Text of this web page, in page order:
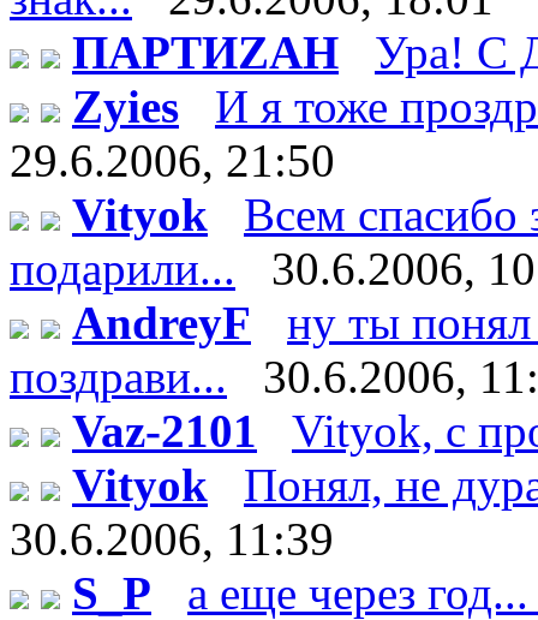
ПАРТИZАН
Ура! С
Zyies
И я тоже
29.6.2006, 21:50
Vityok
Всем спасибо
подарили...
30.6.2006,
AndreyF
ну ты понял
поздрави...
30.6.2006,
Vaz-2101
Vityok, с
Vityok
Понял, не
30.6.2006, 11:39
S_P
а еще через